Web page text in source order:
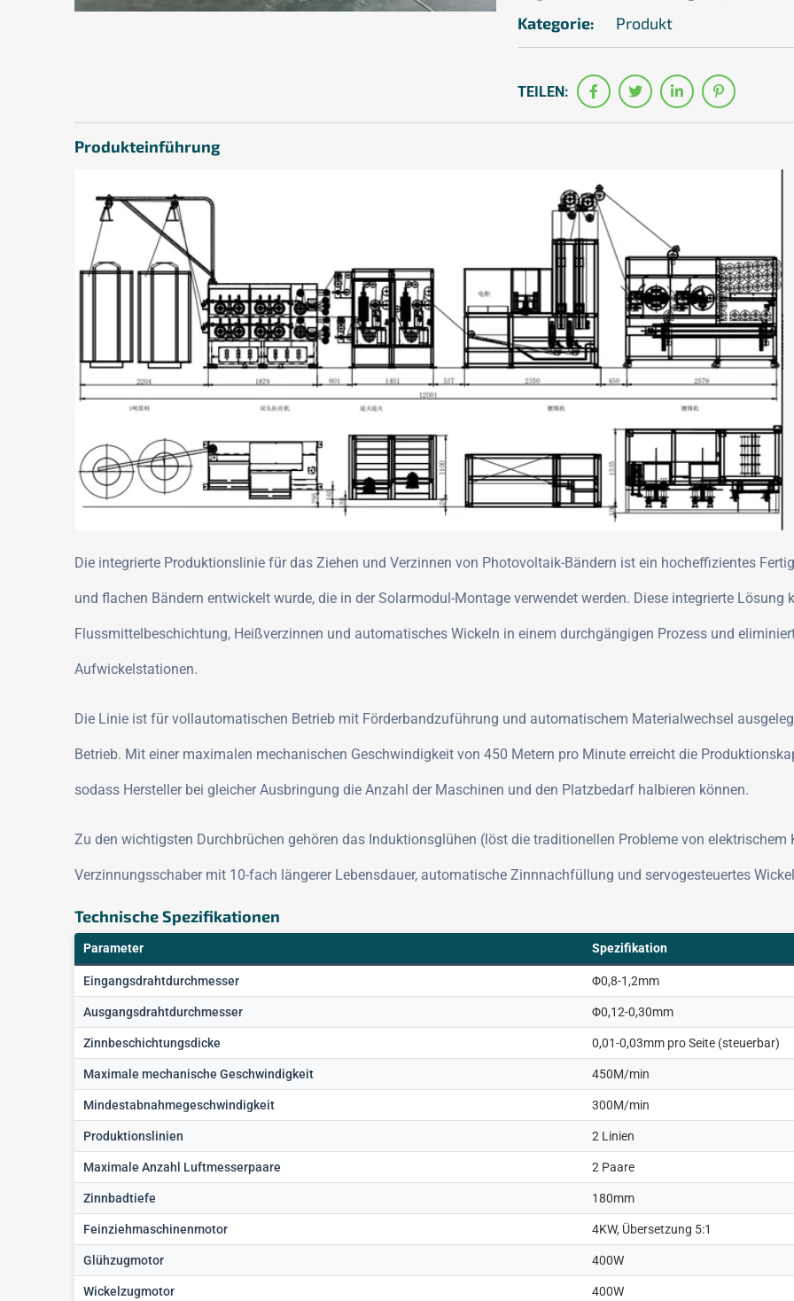
Kategorie:
Produkt
TEILEN:
Produkteinführung
Die integrierte Produktionslinie für das Ziehen und Verzinnen von Photovoltaik-Bändern ist ein hocheffizientes
und flachen Bändern entwickelt wurde, die in der Solarmodul-Montage verwendet werden. Diese integrierte
Flussmittelbeschichtung, Heißverzinnen und automatisches Wickeln in einem durchgängigen Prozess und
Aufwickelstationen.
Die Linie ist für vollautomatischen Betrieb mit Förderbandzuführung und automatischem Materialwechsel
Betrieb. Mit einer maximalen mechanischen Geschwindigkeit von 450 Metern pro Minute erreicht die
sodass Hersteller bei gleicher Ausbringung die Anzahl der Maschinen und den Platzbedarf halbieren können.
Zu den wichtigsten Durchbrüchen gehören das Induktionsglühen (löst die traditionellen Probleme von
Verzinnungsschaber mit 10-fach längerer Lebensdauer, automatische Zinnnachfüllung und servogesteuertes
Technische Spezifikationen
Parameter Spezifikation
Eingangsdrahtdurchmesser Φ0,8-1,2mm
Ausgangsdrahtdurchmesser Φ0,12-0,30mm
Zinnbeschichtungsdicke 0,01-0,03mm pro Seite (steuerbar)
Maximale mechanische Geschwindigkeit 450M/min
Mindestabnahmegeschwindigkeit 300M/min
Produktionslinien 2 Linien
Maximale Anzahl Luftmesserpaare 2 Paare
Zinnbadtiefe 180mm
Feinziehmaschinenmotor 4KW, Übersetzung 5:1
Glühzugmotor 400W
Wickelzugmotor 400W